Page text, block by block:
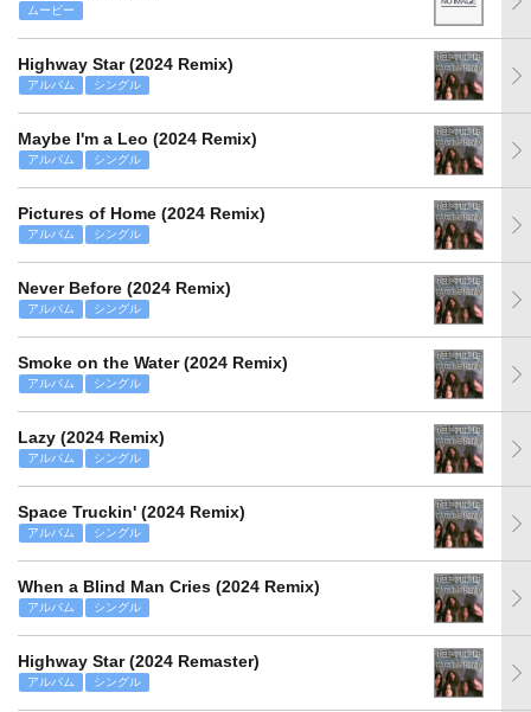
ムービー
Highway Star (2024 Remix)
アルバム シングル
Maybe I'm a Leo (2024 Remix)
アルバム シングル
Pictures of Home (2024 Remix)
アルバム シングル
Never Before (2024 Remix)
アルバム シングル
Smoke on the Water (2024 Remix)
アルバム シングル
Lazy (2024 Remix)
アルバム シングル
Space Truckin' (2024 Remix)
アルバム シングル
When a Blind Man Cries (2024 Remix)
アルバム シングル
Highway Star (2024 Remaster)
アルバム シングル